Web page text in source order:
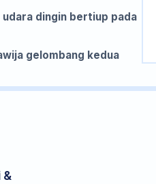
dingin bertiup pada
gelombang kedua
&